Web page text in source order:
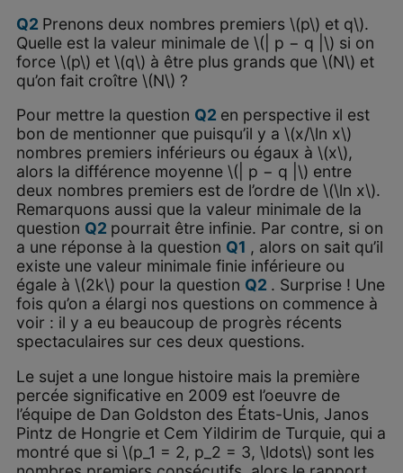
Q2 Prenons deux nombres premiers \(p\) et q\).
Quelle est la valeur minimale de \(| p − q |\) si on
force \(p\) et \(q\) à être plus grands que \(N\) et
qu’on fait croître \(N\) ?
Pour mettre la question Q2 en perspective il est
bon de mentionner que puisqu’il y a \(x/\ln x\)
nombres premiers inférieurs ou égaux à \(x\),
alors la différence moyenne \(| p − q |\) entre
deux nombres premiers est de l’ordre de \(\ln x\).
Remarquons aussi que la valeur minimale de la
question Q2 pourrait être infinie. Par contre, si on
a une réponse à la question Q1 , alors on sait qu’il
existe une valeur minimale finie inférieure ou
égale à \(2k\) pour la question Q2 . Surprise ! Une
fois qu’on a élargi nos questions on commence à
voir : il y a eu beaucoup de progrès récents
spectaculaires sur ces deux questions.
Le sujet a une longue histoire mais la première
percée significative en 2009 est l’oeuvre de
l’équipe de Dan Goldston des États-Unis, Janos
Pintz de Hongrie et Cem Yildirim de Turquie, qui a
montré que si \(p_1 = 2, p_2 = 3, \ldots\) sont les